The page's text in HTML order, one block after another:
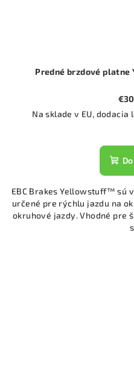
Predné brzdové
Na sklade v EU,
EBC Brakes Yellowstuff™ sú
určené pre rýchlu jazdu na
okruhové jazdy. Vhodné pre